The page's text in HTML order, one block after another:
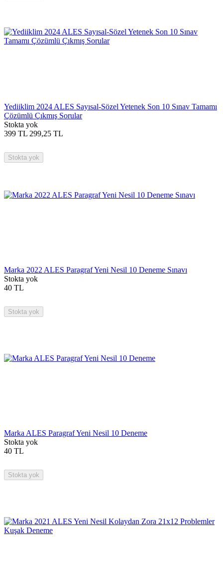
Yediiklim 2024 ALES Sayısal-Sözel Yetenek Son 10 Sınav Tamamı
Çözümlü Çıkmış Sorular
Stokta yok
399 TL 299,25 TL
Stokta yok
Marka 2022 ALES Paragraf Yeni Nesil 10 Deneme Sınavı
Stokta yok
40 TL
Stokta yok
Marka ALES Paragraf Yeni Nesil 10 Deneme
Stokta yok
40 TL
Stokta yok